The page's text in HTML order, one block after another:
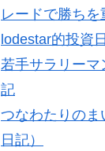
レードで勝ちを
lodestar的投資
若手サラリーマ
記
つなわたりのま
日記）